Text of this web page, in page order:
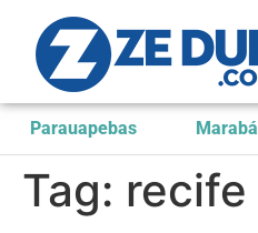
Parauapebas Marabá
Tag: recife